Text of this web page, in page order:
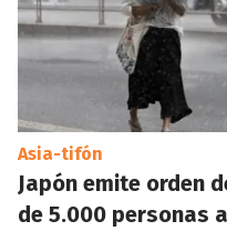
Asia-tifón
Japón emite orden
de 5.000 personas